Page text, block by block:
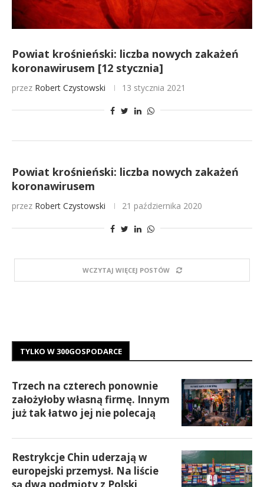
Powiat krośnieński: liczba nowych zakażeń
koronawirusem [12 stycznia]
przez Robert Czystowski 13 stycznia 2021
Powiat krośnieński: liczba nowych zakażeń
koronawirusem
przez Robert Czystowski 21 października 2020
WCZYTAJ WIĘCEJ POSTÓW
TYLKO W 300GOSPODARCE
Trzech na czterech ponownie
założyłoby własną firmę. Innym
już tak łatwo jej nie polecają
Restrykcje Chin uderzają w
europejski przemysł. Na liście